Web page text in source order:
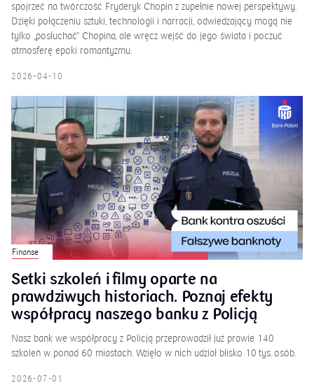
spojrzeć na twórczość Fryderyk Chopin z zupełnie nowej perspektywy.
Dzięki połączeniu sztuki, technologii i narracji, odwiedzający mogą nie
tylko „posłuchać” Chopina, ale wręcz wejść do jego świata i poczuć
atmosferę epoki romantyzmu.
2026-04-10
Finanse
Setki szkoleń i filmy oparte na
prawdziwych historiach. Poznaj efekty
współpracy naszego banku z Policją
Nasz bank we współpracy z Policją przeprowadził już prawie 140
szkoleń w ponad 60 miastach. Wzięło w nich udział blisko 10 tys. osób.
2026-07-01